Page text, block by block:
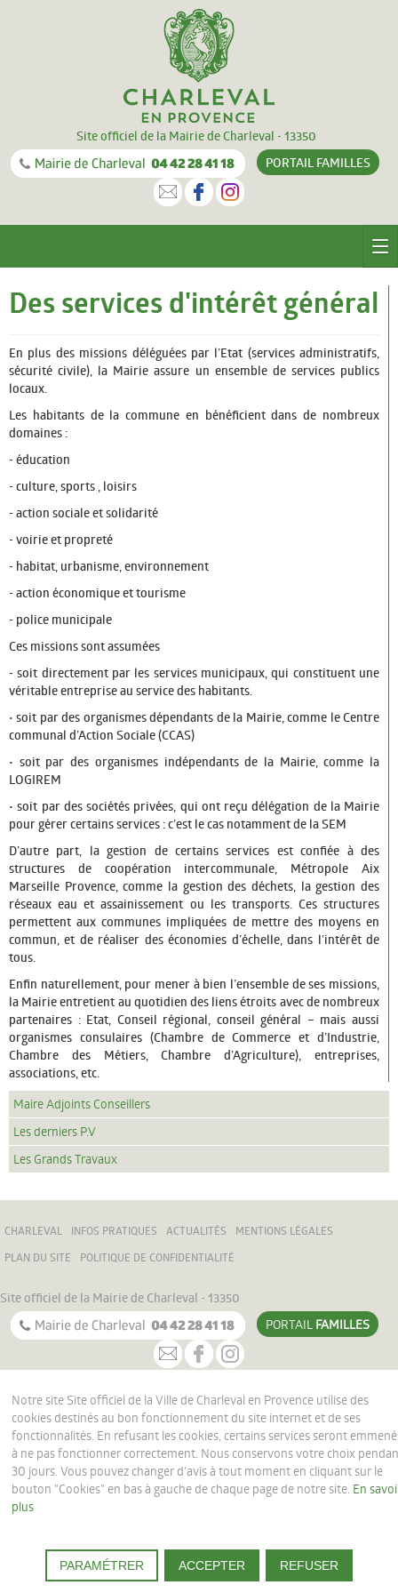
Site officiel de la Mairie de Charleval - 13350
PORTAIL FAMILLES
Equipements
Documentation
Infos pratiques
CONSEIL MUNICIPAL
Maire Adjoints Conseillers
Les derniers P.V
Les Grands Travaux
VIE SOCIALE ET EMPLOI
Seniors
CCAS
Logement
informations Emploi
URBANISME
Les permanences
Le PLU
VIE ÉCONOMIQUE
Entreprendre
Marchés Publics
ÉDUCATION ET JEUNESSE
Petite enfance
Vie scolaire
Jeunesse
LOISIRS ET CULTURE
Culture
Associations
Tourisme
COMMERCES ET SERVICES
POLICE MUNICIPALE
Des services d'intérêt général
En plus des missions déléguées par l’Etat (services administratifs,
sécurité civile), la Mairie assure un ensemble de services publics
locaux.
Les habitantsde la commune en bénéficient dans de nombreux
domaines :
- éducation
- culture, sports , loisirs
- action sociale et solidarité
- voirie et propreté
- habitat, urbanisme, environnement
- action économique et tourisme
- police municipale
Ces missions sont assumées
- soit directement par les services municipaux, qui constituent une
véritable entreprise au service des habitants.
• soit par des organismes dépendants de la Mairie, comme le Centre
communal d’Action Sociale (CCAS)
• soit par des organismes indépendants de la Mairie, comme la
LOGIREM
• soit par des sociétés privées, qui ont reçu délégation de la Mairie
pour gérer certains services : c’est le cas notamment de la SEM
D’autre part, la gestion de certains services est confiée à des
structures de coopération intercommunale, Métropole Aix
Marseille Provence, comme la gestion des déchets, la gestion des
réseaux eau et assainissement ou les transports. Ces structures
permettent aux communes impliquées de mettre des moyens en
commun, et de réaliser des économies d’échelle, dans l’intérêt de
tous.
Enfin naturellement,pour mener à bien l’ensemble de ses missions,
la Mairie entretient au quotidien des liens étroits avec de nombreux
partenaires : Etat, Conseil régional, conseil général – mais aussi
organismes consulaires (Chambre de Commerce et d’Industrie,
Chambre des Métiers, Chambre d’Agriculture), entreprises,
associations, etc.
Maire Adjoints Conseillers
Les derniers P.V
Les Grands Travaux
CHARLEVAL INFOS PRATIQUES ACTUALITÉS
MENTIONS LÉGALES
PLAN DU SITE
POLITIQUE DE CONFIDENTIALITÉ
Site officiel de la Mairie de Charleval - 13350
PORTAIL FAMILLES
Support joomlapar HOB France
Notre site Site officiel de la Ville de Charleval en Provence utilise des
cookies destinés au bon fonctionnement du site internet et de ses
fonctionnalités. En refusant les cookies, certains services seront
à ne pas fonctionner correctement. Nous conservons votre choix
30 jours. Vous pouvez changer d'avis à tout moment en cliquant sur le
bouton "Cookies" en bas à gauche de chaque page de notre site. En
plus
PARAMÉTRER ACCEPTER REFUSER